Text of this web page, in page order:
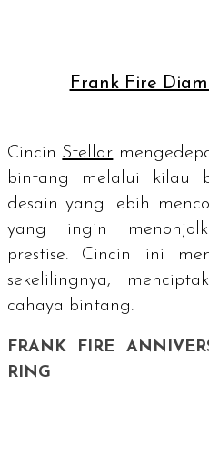
Frank Fire
Cincin Stellar
bintang melalui kilau
desain yang lebih
yang ingin
prestise. Cincin ini
sekelilingnya,
cahaya bintang.
FRANK FIRE
RING